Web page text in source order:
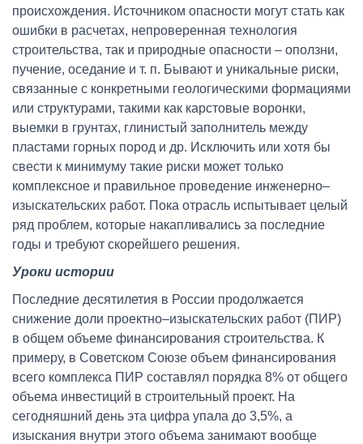
происхождения. Источником опасности могут стать как
ошибки в расчетах, непроверенная технология
строительства, так и природные опасности – оползни,
пучение, оседание и т. п. Бывают и уникальные риски,
связанные с конкретными геологическими формациями
или структурами, такими как карстовые воронки,
выемки в грунтах, глинистый заполнитель между
пластами горных пород и др. Исключить или хотя бы
свести к минимуму такие риски может только
комплексное и правильное проведение инженерно–
изыскательских работ. Пока отрасль испытывает целый
ряд проблем, которые накапливались за последние
годы и требуют скорейшего решения.
Уроки истории
Последние десятилетия в России продолжается
снижение доли проектно–изыскательских работ (ПИР)
в общем объеме финансирования строительства. К
примеру, в Советском Союзе объем финансирования
всего комплекса ПИР составлял порядка 8% от общего
объема инвестиций в строительный проект. На
сегодняшний день эта цифра упала до 3,5%, а
изыскания внутри этого объема занимают вообще